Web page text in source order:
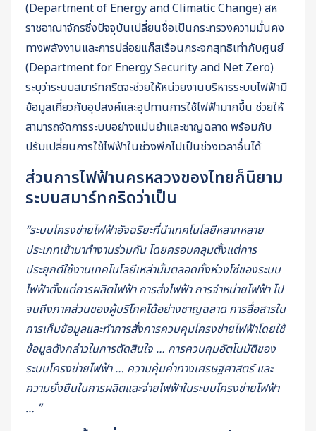
(Department of Energy and Climatic Change) สห
ราชอาณาจักรซึ่งปัจจุบันเปลี่ยนชื่อเป็นกระทรวงความมั่นคง
ทางพลังงานและการปล่อยแก๊สเรือนกระจกสุทธิเท่ากับศูนย์
(Department for Energy Security and Net Zero)
ระบุว่าระบบสมาร์ทกริดจะช่วยให้หน่วยงานบริหารระบบไฟฟ้ามี
ข้อมูลเกี่ยวกับอุปสงค์และอุปทานการใช้ไฟฟ้ามากขึ้น ช่วยให้
สามารถจัดการระบบอย่างแม่นยำและชาญฉลาด พร้อมกับ
ปรับเปลี่ยนการใช้ไฟฟ้าในช่วงพีกไปเป็นช่วงเวลาอื่นได้
ส่วนการไฟฟ้านครหลวงของไทยก็นิยาม
ระบบสมาร์ทกริดว่าเป็น
“ระบบโครงข่ายไฟฟ้าอัจฉริยะที่นำเทคโนโลยีหลากหลาย
ประเภทเข้ามาทำงานร่วมกัน โดยครอบคลุมตั้งแต่การ
ประยุกต์ใช้งานเทคโนโลยีเหล่านั้นตลอดทั้งห่วงโซ่ของระบบ
ไฟฟ้าตั้งแต่การผลิตไฟฟ้า การส่งไฟฟ้า การจำหน่ายไฟฟ้า ไป
จนถึงภาคส่วนของผู้บริโภคได้อย่างชาญฉลาด การสื่อสารใน
การเก็บข้อมูลและทำการสั่งการควบคุมโครงข่ายไฟฟ้าโดยใช้
ข้อมูลดังกล่าวในการตัดสินใจ … การควบคุมอัตโนมัติของ
ระบบโครงข่ายไฟฟ้า … ความคุ้มค่าทางเศรษฐศาสตร์ และ
ความยั่งยืนในการผลิตและจ่ายไฟฟ้าในระบบโครงข่ายไฟฟ้า
… ”